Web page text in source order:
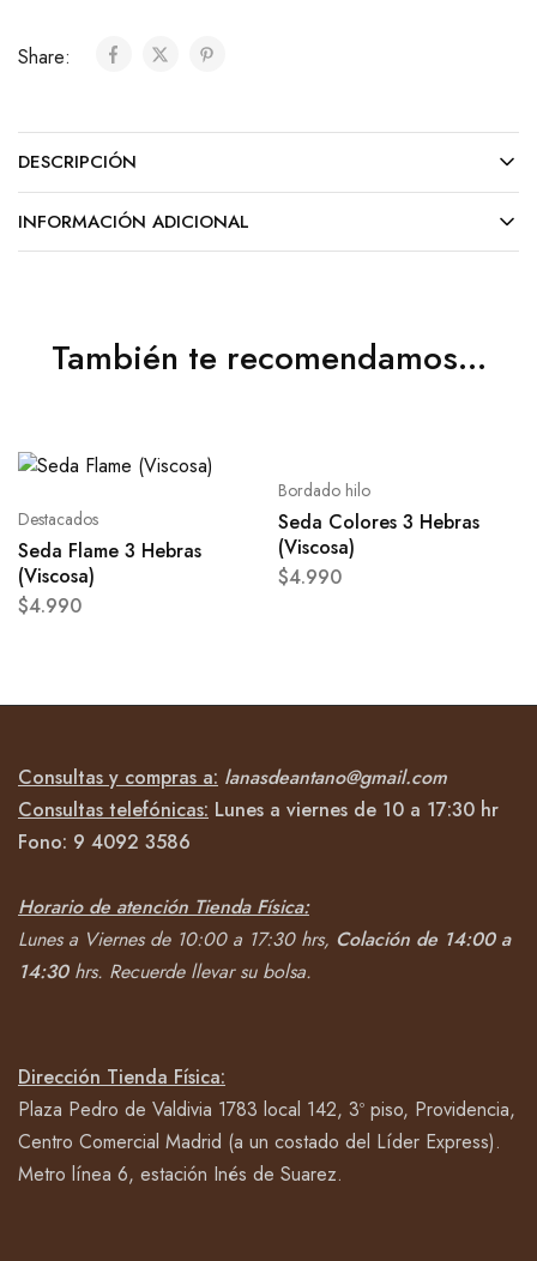
Share:
DESCRIPCIÓN
INFORMACIÓN ADICIONAL
También te recomendamos…
Destacados
Seda Flame 3 Hebras
(Viscosa)
$4.990
Bordado hilo
Seda Colores 3 Hebras
(Viscosa)
$4.990
Consultas y compras a: lanasdeantano@gmail.com
Consultas telefónicas: Lunes a viernes de 10 a 17:30 hr
Fono: 9 4092 3586
Horario de atención Tienda Física:
Lunes a Viernes de 10:00 a 17:30 hrs, Colación de 14:00 a
14:30hrs. Recuerde llevar su bolsa.
Dirección Tienda Física:
Plaza Pedro de Valdivia 1783 local 142, 3º piso, Providencia,
Centro Comercial Madrid (a un costado del Líder Express).
Metro línea 6, estación Inés de Suarez.